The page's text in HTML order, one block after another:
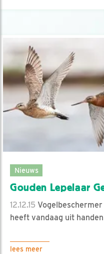
Nieuws
Gouden Lepelaar
12.12.15
heeft vandaag uit
lees meer